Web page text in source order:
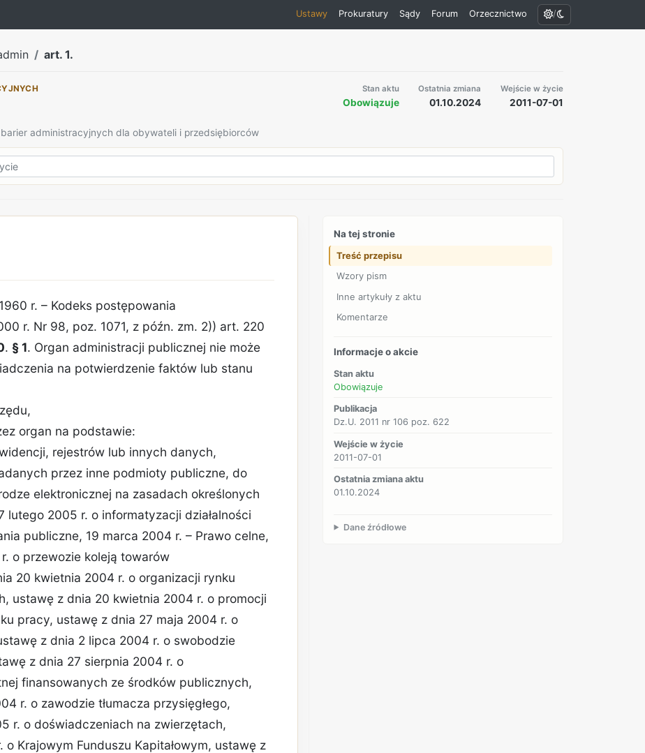
Ustawy Prokuratury Sądy Forum Orzecznictwo /
art. 1.
administracyjnych dla obywateli i przedsiębiorców
Stan aktu
Obowiązuje
Ostatnia zmiana
01.10.2024
Wejście w życie
2011-07-01
r. – Kodeks postępowania
r. Nr 98, poz. 1071, z późn. zm. 2)) art. 220
. § 1. Organ administracji publicznej nie może
na potwierdzenie faktów lub stanu
organ na podstawie:
rejestrów lub innych danych,
przez inne podmioty publiczne, do
elektronicznej na zasadach określonych
lutego 2005 r. o informatyzacji działalności
publiczne, 19 marca 2004 r. – Prawo celne,
o przewozie koleją towarów
20 kwietnia 2004 r. o organizacji rynku
ustawę z dnia 20 kwietnia 2004 r. o promocji
pracy, ustawę z dnia 27 maja 2004 r. o
z dnia 2 lipca 2004 r. o swobodzie
z dnia 27 sierpnia 2004 r. o
finansowanych ze środków publicznych,
r. o zawodzie tłumacza przysięgłego,
r. o doświadczeniach na zwierzętach,
Krajowym Funduszu Kapitałowym, ustawę z
Na tej stronie
Treść przepisu
Wzory pism
Inne artykuły z aktu
Komentarze
Informacje o akcie
Stan aktu
Obowiązuje
Publikacja
Dz.U. 2011 nr 106 poz. 622
Wejście w życie
2011-07-01
Ostatnia zmiana aktu
01.10.2024
Dane źródłowe